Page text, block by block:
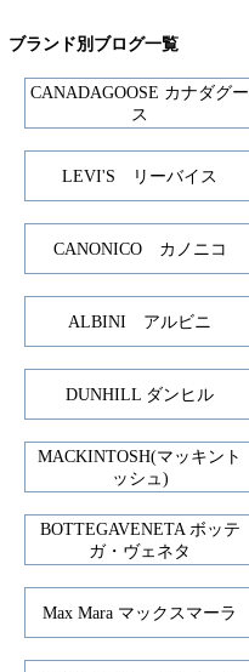
ブランド別ブログ一覧
CANADAGOOSE カナダグー
ス
LEVI'S リーバイス
CANONICO カノニコ
ALBINI アルビニ
DUNHILL ダンヒル
MACKINTOSH(マッキント
ッシュ)
BOTTEGAVENETA ボッテ
ガ・ヴェネタ
Max Mara マックスマーラ